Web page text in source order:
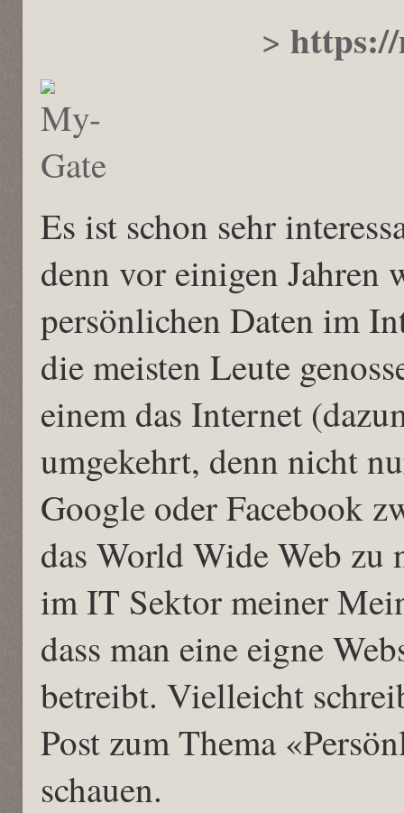
>
Es ist schon sehr
denn vor einigen Jahren
persönlichen Daten im
die meisten Leute
einem das Internet
umgekehrt, denn nicht
Google oder Facebook
das World Wide Web zu
im IT Sektor meiner
dass man eine eigne
betreibt. Vielleicht
Post zum Thema
schauen.